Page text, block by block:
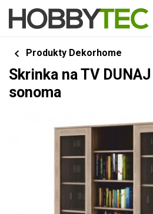
Produkty Dekorhome
Skrinka na TV
sonoma